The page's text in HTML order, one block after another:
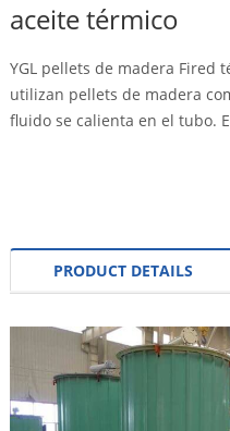
aceite térmico
YGL pellets de madera Fired
utilizan pellets de madera
fluido se calienta en el tubo.
PRODUCT DETAILS